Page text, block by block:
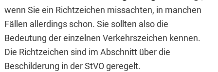
wenn Sie ein Richtzeichen missachten, in manchen
Fällen allerdings schon. Sie sollten also die
Bedeutung der einzelnen Verkehrszeichen kennen.
Die Richtzeichen sind im Abschnitt über die
Beschilderung in der StVO geregelt.